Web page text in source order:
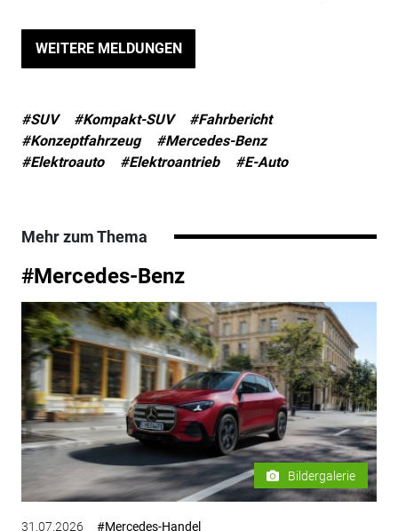
WEITERE MELDUNGEN
#SUV #Kompakt-SUV
#Fahrbericht
#Konzeptfahrzeug
#Mercedes-Benz
#Elektroauto
#Elektroantrieb #E-Auto
Mehr zum Thema
#Mercedes-Benz
Bildergalerie
31.07.2026 #Mercedes-Handel